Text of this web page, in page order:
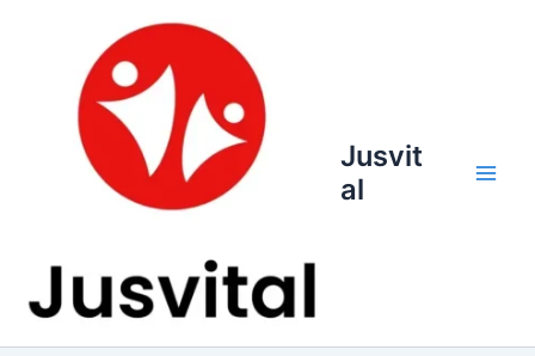
Jusvit
al